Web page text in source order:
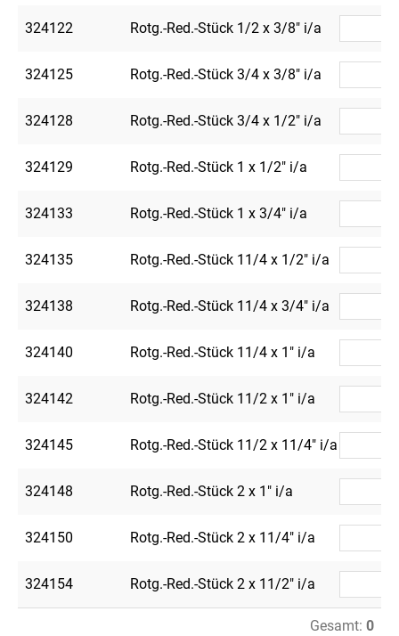
324122 Rotg.-Red.-Stück 1/2 x 3/8" i/a
324125 Rotg.-Red.-Stück 3/4 x 3/8" i/a
324128 Rotg.-Red.-Stück 3/4 x 1/2" i/a
324129 Rotg.-Red.-Stück 1 x 1/2" i/a
324133 Rotg.-Red.-Stück 1 x 3/4" i/a
324135 Rotg.-Red.-Stück 11/4 x 1/2" i/a
324138 Rotg.-Red.-Stück 11/4 x 3/4" i/a
324140 Rotg.-Red.-Stück 11/4 x 1" i/a
324142 Rotg.-Red.-Stück 11/2 x 1" i/a
324145 Rotg.-Red.-Stück 11/2 x 11/4" i/a
324148 Rotg.-Red.-Stück 2 x 1" i/a
324150 Rotg.-Red.-Stück 2 x 11/4" i/a
324154 Rotg.-Red.-Stück 2 x 11/2" i/a
Gesamt: 0